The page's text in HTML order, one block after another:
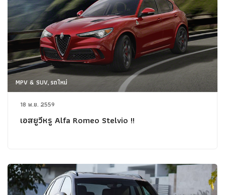
MPV & SUV, รถใหม่
18 พ.ย. 2559
เอสยูวีหรู Alfa Romeo Stelvio !!